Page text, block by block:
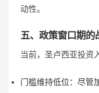
动性。
五、政策窗口期的
当前，圣卢西亚投资
门槛维持低位：尽管